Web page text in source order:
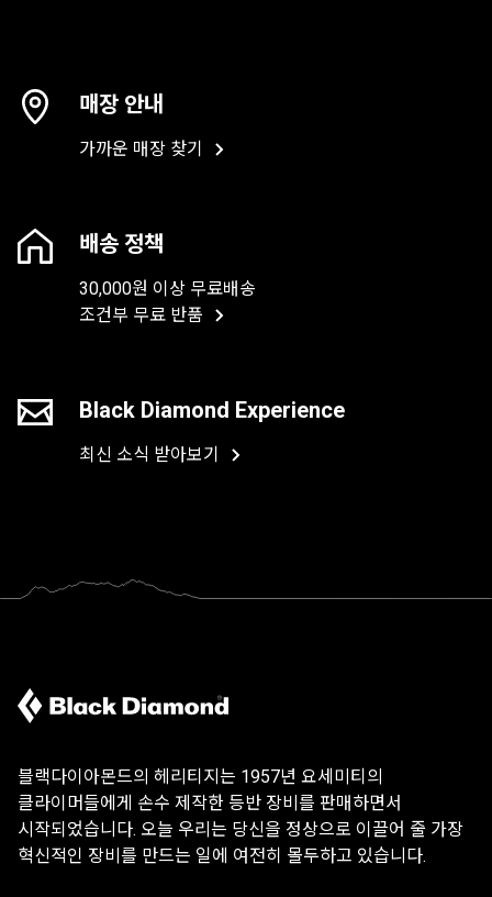
매장 안내
가까운 매장 찾기
배송 정책
30,000원 이상 무료배송
조건부 무료 반품
Black Diamond Experience
최신 소식 받아보기
블랙다이아몬드의 헤리티지는 1957년 요세미티의
클라이머들에게 손수 제작한 등반 장비를 판매하면서
시작되었습니다. 오늘 우리는 당신을 정상으로 이끌어 줄 가장
혁신적인 장비를 만드는 일에 여전히 몰두하고 있습니다.